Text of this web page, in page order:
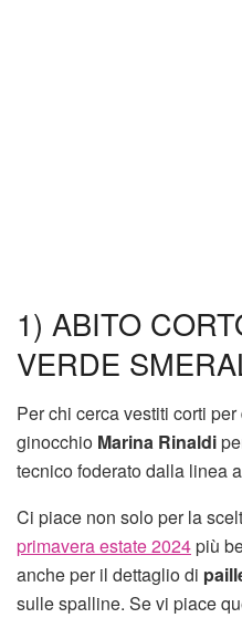
1) ABITO
VERDE
Per chi cerca vestiti corti
ginocchio Marina Rinaldi
tecnico foderato dalla linea
Ci piace non solo per la
primavera estate 2024più
anche per il dettaglio di
sulle spalline. Se vi piace